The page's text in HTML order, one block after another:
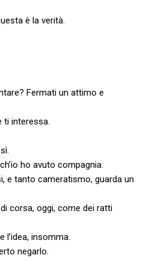
è la verità.
Fermati un attimo e
ti interessa.
ho avuto compagnia.
e tanto cameratismo, guarda un
corsa, oggi, come dei ratti
l’idea, insomma.
negarlo.